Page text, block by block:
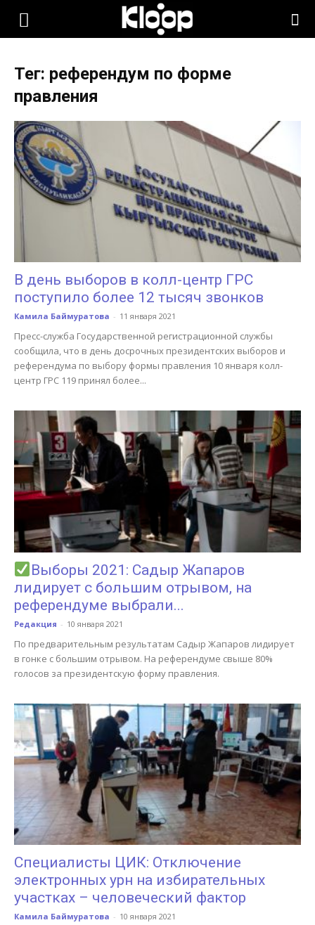
KLOOP.KG
Новости
Кыргызстана
Тег: референдум по форме
правления
В день выборов в колл-центр ГРС
поступило более 12 тысяч звонков
Камила Баймуратова - 11 января 2021
Пресс-служба Государственной регистрационной службы
сообщила, что в день досрочных президентских выборов и
референдума по выбору формы правления 10 января колл-
центр ГРС 119 принял более...
Выборы 2021: Садыр Жапаров
лидирует с большим отрывом, на
референдуме выбрали...
Редакция - 10 января 2021
По предварительным результатам Садыр Жапаров лидирует
в гонке с большим отрывом. На референдуме свыше 80%
голосов за президентскую форму правления.
Специалисты ЦИК: Отключение
электронных урн на избирательных
участках – человеческий фактор
Камила Баймуратова - 10 января 2021